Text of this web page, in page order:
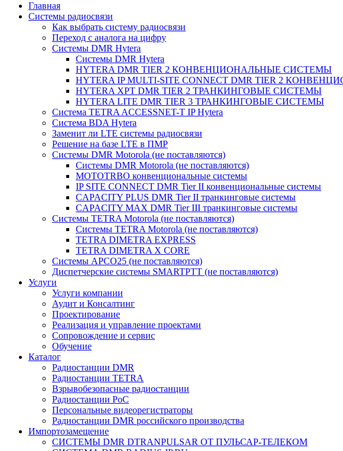
Главная
Системы радиосвязи
Как выбрать систему радиосвязи
Переход с аналога на цифру
Системы DMR Hytera
Системы DMR Hytera
HYTERA DMR TIER 2 КОНВЕНЦИОНАЛЬНЫЕ СИСТЕМЫ
HYTERA IP MULTI-SITE CONNECT DMR TIER 2
HYTERA XPT DMR TIER 2 ТРАНКИНГОВЫЕ СИСТЕМЫ
HYTERA LITE DMR TIER 3 ТРАНКИНГОВЫЕ СИСТЕМЫ
Система TETRA ACCESSNET-T IP Hytera
Система BDA Hytera
Заменит ли LTE системы радиосвязи
Решение на базе LTE в ПМР
Системы DMR Motorola (не поставляются)
Системы DMR Motorola (не поставляются)
MOTOTRBO конвенциональные системы
IP SITE CONNECT DMR Tier II конвенциональные системы
CAPACITY PLUS DMR Tier II транкинговые системы
CAPACITY MAX DMR Tier III транкинговые системы
Системы TETRA Motorola (не поставляются)
Системы TETRA Motorola (не поставляются)
TETRA DIMETRA EXPRESS
TETRA DIMETRA X CORE
Системы APCO25 (не поставляются)
Диспетчерские системы SMARTPTT (не поставляются)
Услуги
Услуги компании
Аудит и Консалтинг
Проектирование
Реализация и управление проектами
Сопровождение и сервис
Обучение
Каталог
Радиостанции DMR
Радиостанции TETRA
Взрывобезопасные радиостанции
Радиостанции PoC
Персональные видеорегистраторы
Радиостанции DMR российского производства
Импортозамещение
СИСТЕМЫ DMR DTRANPULSAR ОТ ПУЛЬСАР-ТЕЛЕКОМ